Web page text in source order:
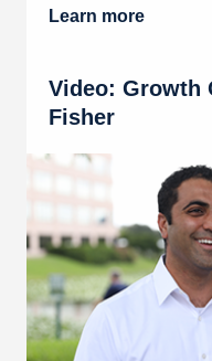
Learn more
Video: Growth
Fisher